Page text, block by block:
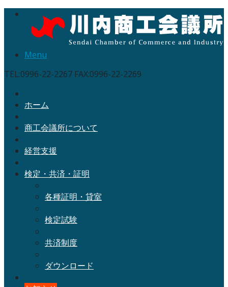
Menu
TEL:0996-22-2267 FAX:0996-22-2269
ホーム
商工会議所について
経営支援
検定・共済・証明
各種証明・貸室
検定試験
共済制度
ダウンロード